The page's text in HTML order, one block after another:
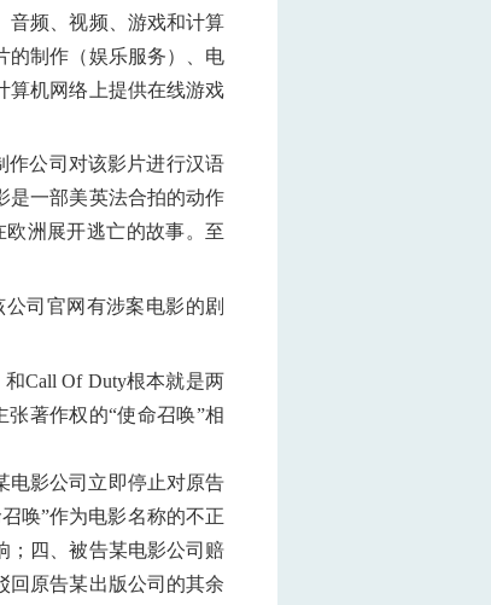
音频、视频、游戏和计算
的制作（娱乐服务）、电
算机网络上提供在线游戏
作公司对该影片进行汉语
是一部美英法合拍的动作
洲展开逃亡的故事。至
司官网有涉案电影的剧
Call Of Duty根本就是两
著作权的“使命召唤”相
电影公司立即停止对原告
唤”作为电影名称的不正
；四、被告某电影公司赔
回原告某出版公司的其余